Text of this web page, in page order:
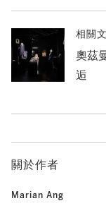
相關
奧茲
逅
關於作者
Marian Ang